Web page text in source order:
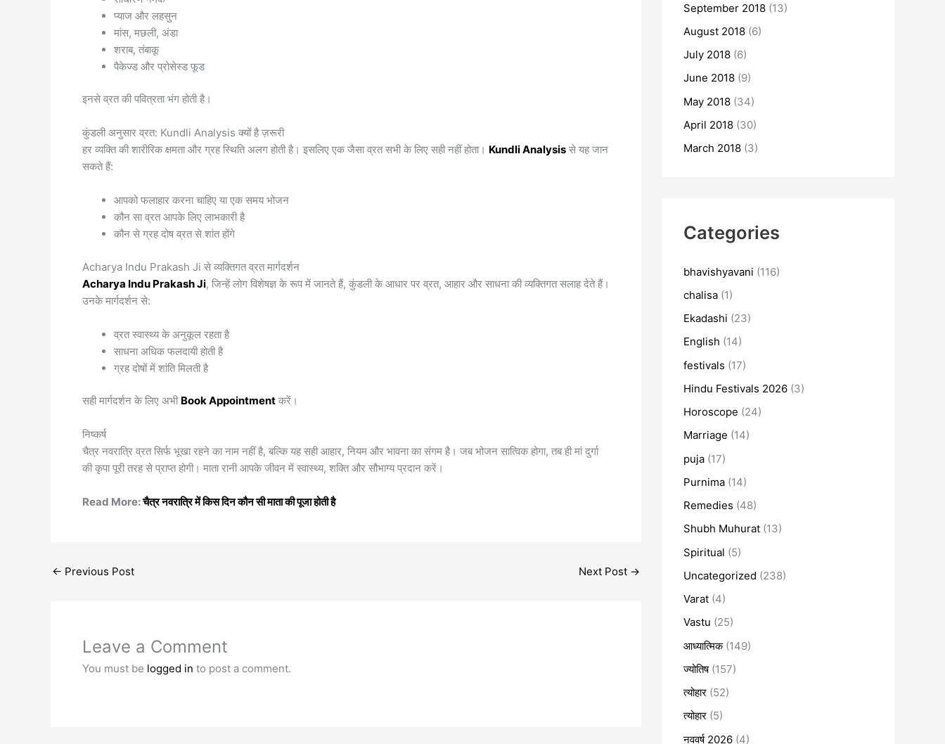
प्याज और लहसुन
मांस, मछली, अंडा
शराब, तंबाकू
पैकेज्ड और प्रोसेस्ड फूड
इनसे व्रत की पवित्रता भंग होती है।
कुंडली अनुसार व्रत: Kundli Analysis क्यों है ज़रूरी
हर व्यक्ति की शारीरिक क्षमता और ग्रह स्थिति अलग होती है। इसलिए एक जैसा व्रत सभी के लिए सही नहीं होता। Kundli Analysis से यह जान
सकते हैं:
आपको फलाहार करना चाहिए या एक समय भोजन
कौन सा व्रत आपके लिए लाभकारी है
कौन से ग्रह दोष व्रत से शांत होंगे
Acharya Indu Prakash Ji से व्यक्तिगत व्रत मार्गदर्शन
Acharya Indu Prakash Ji, जिन्हें लोग विशेषज्ञ के रूप में जानते हैं, कुंडली के आधार पर व्रत, आहार और साधना की व्यक्तिगत सलाह देते हैं।
उनके मार्गदर्शन से:
व्रत स्वास्थ्य के अनुकूल रहता है
साधना अधिक फलदायी होती है
ग्रह दोषों में शांति मिलती है
सही मार्गदर्शन के लिए अभी Book Appointment करें।
निष्कर्ष
चैत्र नवरात्रि व्रत सिर्फ भूखा रहने का नाम नहीं है, बल्कि यह सही आहार, नियम और भावना का संगम है। जब भोजन सात्विक होगा, तब ही मां दुर्गा
की कृपा पूरी तरह से प्राप्त होगी। माता रानी आपके जीवन में स्वास्थ्य, शक्ति और सौभाग्य प्रदान करें।
Read More:चैत्र नवरात्रि में किस दिन कौन सी माता की पूजा होती है
← Previous Post Next Post →
Leave a Comment
You must be logged in to post a comment.
September 2018 (13)
August 2018 (6)
July 2018 (6)
June 2018 (9)
May 2018 (34)
April 2018 (30)
March 2018 (3)
Categories
bhavishyavani (116)
chalisa (1)
Ekadashi (23)
English (14)
festivals (17)
Hindu Festivals 2026 (3)
Horoscope (24)
Marriage (14)
puja (17)
Purnima (14)
Remedies (48)
Shubh Muhurat (13)
Spiritual (5)
Uncategorized (238)
Varat (4)
Vastu (25)
आध्यात्मिक(149)
ज्योतिष(157)
त्योहार (52)
त्योहार (5)
नववर्ष 2026 (4)